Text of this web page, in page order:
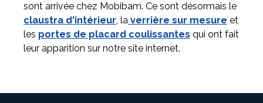
sont arrivée chez Mobibam. Ce sont désormais le
claustra d'intérieur, la verrière sur mesure et
les portes de placard coulissantes qui ont fait
leur apparition sur notre site internet.